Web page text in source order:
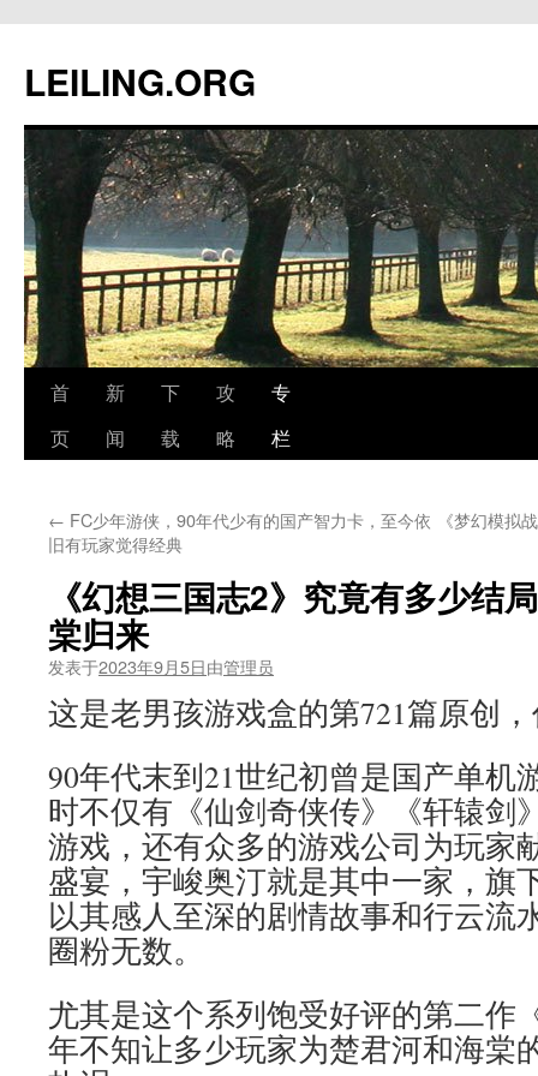
文
LEILING.ORG
首
页
新
闻
下
载
攻
略
专
栏
← FC少年游侠，90年代少有的国产智力卡，至今依
旧有玩家觉得经典
《梦幻模拟
《幻想三国志2》究竟有多少结
棠归来
发表于2023年9月5日由管理员
这是老男孩游戏盒的第721篇原创
90年代末到21世纪初曾是国产单机
时不仅有《仙剑奇侠传》《轩辕剑
游戏，还有众多的游戏公司为玩家
盛宴，宇峻奥汀就是其中一家，旗
以其感人至深的剧情故事和行云流
圈粉无数。
尤其是这个系列饱受好评的第二作
年不知让多少玩家为楚君河和海棠